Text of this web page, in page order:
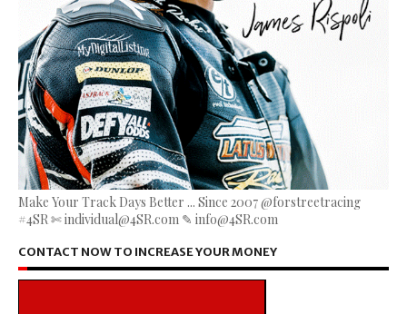
Make Your Track Days Better ... Since 2007 @forstreetracing
#4SR ✄ individual@4SR.com ✎ info@4SR.com
CONTACT NOW TO INCREASE YOUR MONEY